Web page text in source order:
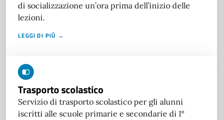
di socializzazione un’ora prima dell’inizio delle
lezioni.
LEGGI DI PIÙ →
Trasporto scolastico
Servizio di trasporto scolastico per gli alunni
iscritti alle scuole primarie e secondarie di I°